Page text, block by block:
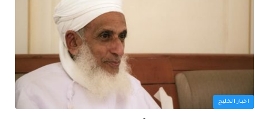
اخبار الخليج